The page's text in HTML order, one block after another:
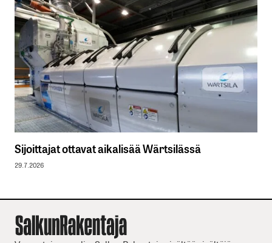
Sijoittajat ottavat aikalisää Wärtsilässä
29.7.2026